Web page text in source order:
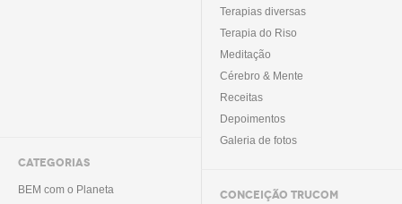
CATEGORIAS
BEM com o Planeta
Terapias diversas
Terapia do Riso
Meditação
Cérebro & Mente
Receitas
Depoimentos
Galeria de fotos
CONCEIÇÃO TRUCOM